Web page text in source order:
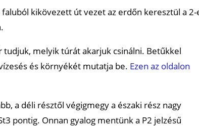
kikövezett út vezet az erdőn keresztül a 2-
melyik túrát akarjuk csinálni. Betűkkel
és környékét mutatja be. Ezen az oldalon
a déli résztől végigmegy a északi rész nagy
pontig. Onnan gyalog mentünk a P2 jelzésű